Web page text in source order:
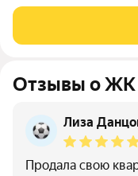
пространство для
Отзывы о ЖК
Лиза
Продала свою